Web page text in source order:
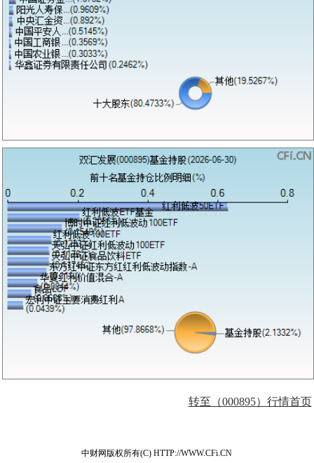
转至（000895）行情首页
中财网版权所有(C) HTTP://WWW.CFi.CN